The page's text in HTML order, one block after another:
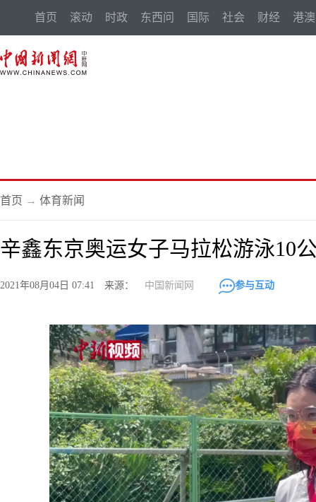
首页 滚动 时政 东西问 国际 社会 财经 港澳
首页 → 体育新闻
辛鑫东京奥运女子马拉松游泳10
2021年08月04日 07:41 来源： 中国新闻网 参与互动